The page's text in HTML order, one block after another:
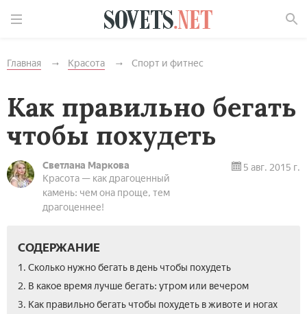
Главная Красота Спорт и фитнес
Как правильно бегать
чтобы похудеть
Светлана Маркова
Красота — как драгоценный
камень: чем она проще, тем
драгоценнее!
5 авг. 2015 г.
СОДЕРЖАНИЕ
1. Сколько нужно бегать в день чтобы похудеть
2. В какое время лучше бегать: утром или вечером
3. Как правильно бегать чтобы похудеть в животе и ногах